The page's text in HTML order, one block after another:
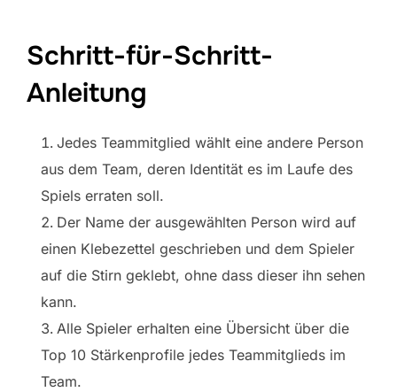
Schritt-für-Schritt-
Anleitung
Jedes Teammitglied wählt eine andere Person
aus dem Team, deren Identität es im Laufe des
Spiels erraten soll.
Der Name der ausgewählten Person wird auf
einen Klebezettel geschrieben und dem Spieler
auf die Stirn geklebt, ohne dass dieser ihn sehen
kann.
Alle Spieler erhalten eine Übersicht über die
Top 10 Stärkenprofile jedes Teammitglieds im
Team.